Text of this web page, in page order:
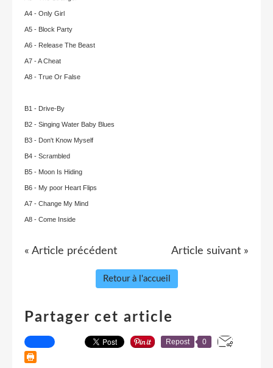
A4 - Only Girl
A5 - Block Party
A6 - Release The Beast
A7 - A Cheat
A8 - True Or False
B1 - Drive-By
B2 - Singing Water Baby Blues
B3 - Don't Know Myself
B4 - Scrambled
B5 - Moon Is Hiding
B6 - My poor Heart Flips
A7 - Change My Mind
A8 - Come Inside
« Article précédent Article suivant »
Retour à l'accueil
Partager cet article
Repost 0